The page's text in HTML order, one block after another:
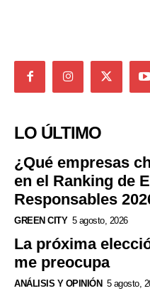
LO ÚLTIMO
¿Qué empresas
en el Ranking de
Responsables
GREEN CITY 5 agosto, 2026
La próxima
me preocupa
ANÁLISIS Y OPINIÓN 5 agosto,